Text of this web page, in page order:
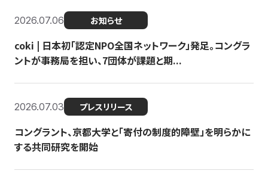
2026.07.06 お知らせ
coki | 日本初「認定NPO全国ネットワーク」発足。コングラ
ントが事務局を担い、7団体が課題と期...
2026.07.03 プレスリリース
コングラント、京都大学と「寄付の制度的障壁」を明らかに
する共同研究を開始